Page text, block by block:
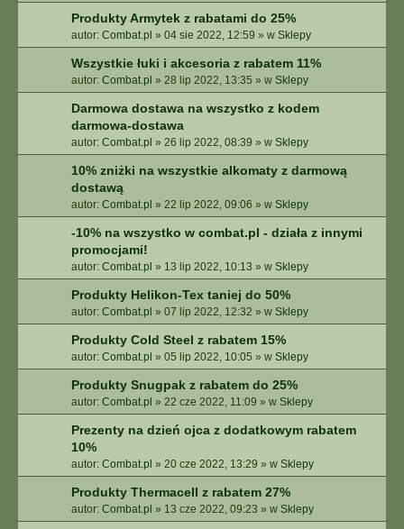
Produkty Armytek z rabatami do 25%
autor: Combat.pl » 04 sie 2022, 12:59 » w Sklepy
Wszystkie łuki i akcesoria z rabatem 11%
autor: Combat.pl » 28 lip 2022, 13:35 » w Sklepy
Darmowa dostawa na wszystko z kodem
darmowa-dostawa
autor: Combat.pl » 26 lip 2022, 08:39 » w Sklepy
10% zniżki na wszystkie alkomaty z darmową
dostawą
autor: Combat.pl » 22 lip 2022, 09:06 » w Sklepy
-10% na wszystko w combat.pl - działa z innymi
promocjami!
autor: Combat.pl » 13 lip 2022, 10:13 » w Sklepy
Produkty Helikon-Tex taniej do 50%
autor: Combat.pl » 07 lip 2022, 12:32 » w Sklepy
Produkty Cold Steel z rabatem 15%
autor: Combat.pl » 05 lip 2022, 10:05 » w Sklepy
Produkty Snugpak z rabatem do 25%
autor: Combat.pl » 22 cze 2022, 11:09 » w Sklepy
Prezenty na dzień ojca z dodatkowym rabatem
10%
autor: Combat.pl » 20 cze 2022, 13:29 » w Sklepy
Produkty Thermacell z rabatem 27%
autor: Combat.pl » 13 cze 2022, 09:23 » w Sklepy